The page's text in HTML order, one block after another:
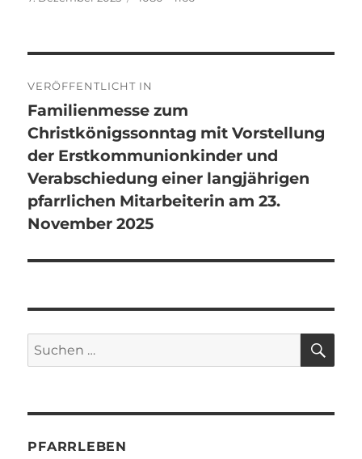
VERÖFFENTLICHT IN
Familienmesse zum
Christkönigssonntag mit Vorstellung
der Erstkommunionkinder und
Verabschiedung einer langjährigen
pfarrlichen Mitarbeiterin am 23.
November 2025
Suchen
nach:
PFARRLEBEN